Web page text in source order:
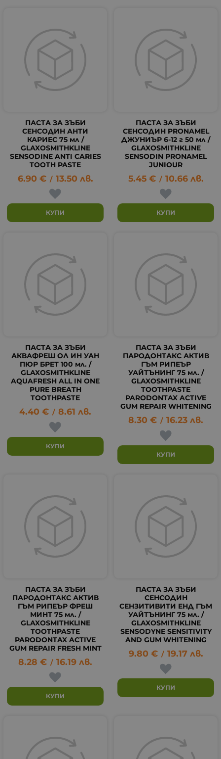
ПАСТА ЗА ЗЪБИ
СЕНСОДИН АНТИ
КАРИЕС 75 мл /
GLAXOSMITHKLINE
SENSODINE ANTI CARIES
TOOTH PASTE
6.90 € / 13.50 лв.
КУПИ
ПАСТА ЗА ЗЪБИ
СЕНСОДИН PRONAMEL
ДЖУНИЪР 6-12 г 50 мл /
GLAXOSMITHKLINE
SENSODIN PRONAMEL
JUNIOUR
5.45 € / 10.66 лв.
КУПИ
ПАСТА ЗА ЗЪБИ
АКВАФРЕШ ОЛ ИН УАН
ПЮР БРЕТ 100 мл. /
GLAXOSMITHKLINE
AQUAFRESH ALL IN ONE
PURE BREATH
TOOTHPASTE
4.40 € / 8.61 лв.
КУПИ
ПАСТА ЗА ЗЪБИ
ПАРОДОНТАКС АКТИВ
ГЪМ РИПЕЪР
УАЙТЪНИНГ 75 мл. /
GLAXOSMITHKLINE
TOOTHPASTE
PARODONTAX ACTIVE
GUM REPAIR WHITENING
8.30 € / 16.23 лв.
КУПИ
ПАСТА ЗА ЗЪБИ
ПАРОДОНТАКС АКТИВ
ГЪМ РИПЕЪР ФРЕШ
МИНТ 75 мл. /
GLAXOSMITHKLINE
TOOTHPASTE
PARODONTAX ACTIVE
GUM REPAIR FRESH MINT
8.28 € / 16.19 лв.
КУПИ
ПАСТА ЗА ЗЪБИ
СЕНСОДИН
СЕНЗИТИВИТИ ЕНД ГЪМ
УАЙТЪНИНГ 75 мл. /
GLAXOSMITHKLINE
SENSODYNE SENSITIVITY
AND GUM WHITENING
9.80 € / 19.17 лв.
КУПИ